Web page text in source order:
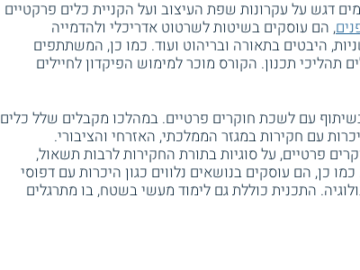
דגש על עקרונות שפת העיצוב ועל הקניית כלים פרקטיים
, הם עוסקים בשיטות לשרטוט אדריכלי ולהדמייה
היבטים בתאורה ובריהוט ועוד. כמו כן, המשתתפים
תכנון. הקורס מוכר למימוש הפיקדון לחיילים
עם לשכת חוקרים פרטיים. במהלכו מקבלים שלל כלים
עם חקירות במגזר הממלכתי, האזרחי והציבורי.
פרטיים, על סוגיות בתורת החקירות לרבות תשאול,
כן, הם עוסקים בנושאים נלווים כגון היכרות עם דפוסי
התכנית כוללת גם לימוד מעשי בשטח, בו מתרגלים